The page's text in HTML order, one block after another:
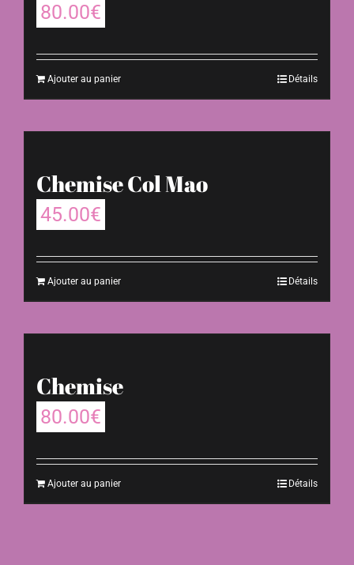
80.00€
Ajouter au panier Détails
Chemise Col Mao
45.00€
Ajouter au panier Détails
Chemise
80.00€
Ajouter au panier Détails